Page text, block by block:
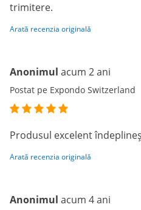
trimitere.
Arată recenzia originală
Anonimul acum 2 ani
Postat pe Expondo Switzerland
Produsul excelent
Arată recenzia originală
Anonimul acum 4 ani